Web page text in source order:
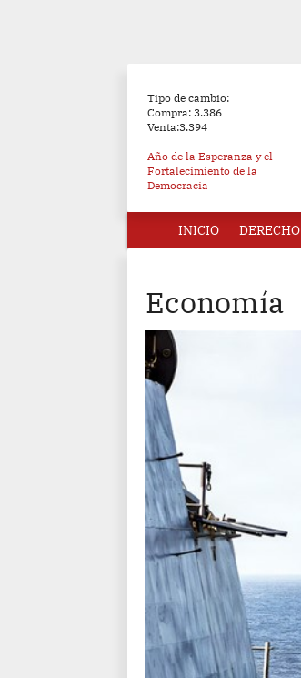
Tipo de cambio:
Compra: 3.386
Venta:3.394
Año de la Esperanza y el
Fortalecimiento de la
Democracia
INICIO DERECHO
Economía